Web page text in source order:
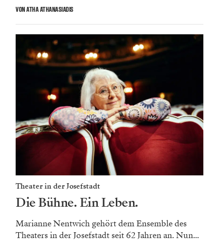
VON ATHA ATHANASIADIS
Theater in der Josefstadt
Die Bühne. Ein Leben.
Marianne Nentwich gehört dem Ensemble des
Theaters in der Josefstadt seit 62 Jahren an. Nun...